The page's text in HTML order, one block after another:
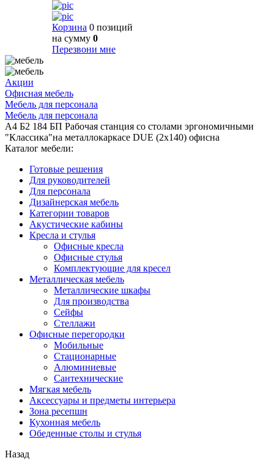
Корзина 0 позиций
на сумму 0
Перезвони мне
Акции
Офисная мебель
Мебель для персонала
Мебель для персонала
А4 Б2 184 БП Рабочая станция со столами эргономичными
"Классика"на металлокаркасе DUE (2х140) офисна
Каталог мебели:
Готовые решения
Для руководителей
Для персонала
Дизайнерская мебель
Категории товаров
Акустические кабины
Кресла и стулья
Офисные кресла
Офисные стулья
Комплектующие для кресел
Металлическая мебель
Металлические шкафы
Для производства
Сейфы
Стеллажи
Офисные перегородки
Мобильные
Стационарные
Алюминиевые
Сантехнические
Мягкая мебель
Аксессуары и предметы интерьера
Зона ресепшн
Кухонная мебель
Обеденные столы и стулья
Назад